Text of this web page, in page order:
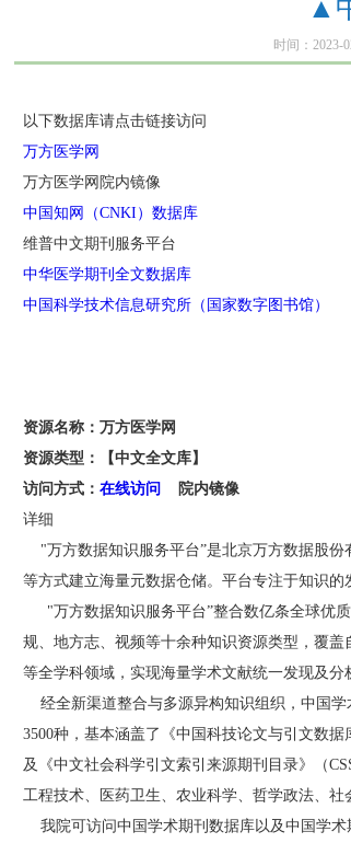
▲
时间：2023-
以下数据库请点击链接访问
万方医学网
万方医学网院内镜像
中国知网（CNKI）数据库
维普中文期刊服务平台
中华医学期刊全文数据库
中国科学技术信息研究所（国家数字图书馆）
资源名称：万方医学网
资源类型：【中文全文库】
访问方式： 在线访问
院内镜像
详细
"万方数据知识服务平台”是北京万方数据股
等方式建立海量元数据仓储。平台专注于知识
"万方数据知识服务平台”整合数亿条全球优
规、地方志、视频等十余种知识资源类型，覆
等全学科领域，实现海量学术文献统一发现及分
经全新渠道整合与多源异构知识组织，中国
3500种，基本涵盖了《中国科技论文与引文数
及《中文社会科学引文索引来源期刊目录》（
工程技术、医药卫生、农业科学、哲学政法、社
我院可访问中国学术期刊数据库以及中国学术